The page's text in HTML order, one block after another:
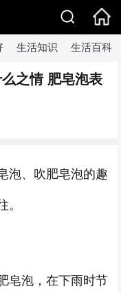
生活知识 生活百科
之情 肥皂泡表
泡、吹肥皂泡的趣
。
皂泡，在下雨时节